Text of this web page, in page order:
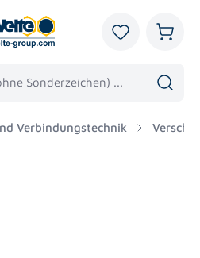
Du hast 0
Verbindungstechnik